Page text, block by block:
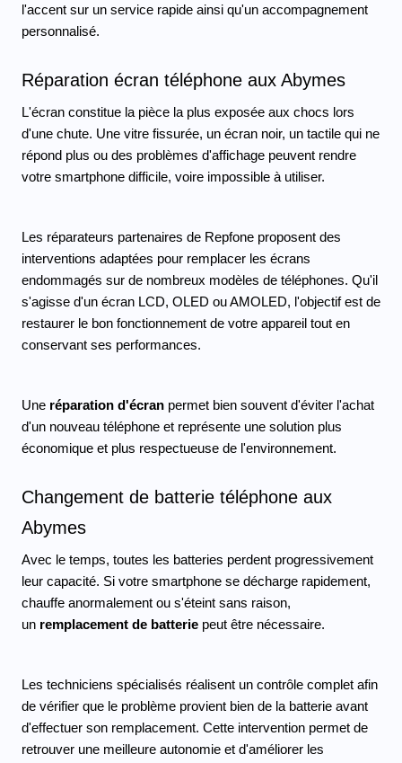
l'accent sur un service rapide ainsi qu'un accompagnement
personnalisé.
Réparation écran téléphone aux Abymes
L'écran constitue la pièce la plus exposée aux chocs lors
d'une chute. Une vitre fissurée, un écran noir, un tactile qui ne
répond plus ou des problèmes d'affichage peuvent rendre
votre smartphone difficile, voire impossible à utiliser.
Les réparateurs partenaires de Repfone proposent des
interventions adaptées pour remplacer les écrans
endommagés sur de nombreux modèles de téléphones. Qu'il
s'agisse d'un écran LCD, OLED ou AMOLED, l'objectif est de
restaurer le bon fonctionnement de votre appareil tout en
conservant ses performances.
Une réparation d'écran permet bien souvent d'éviter l'achat
d'un nouveau téléphone et représente une solution plus
économique et plus respectueuse de l'environnement.
Changement de batterie téléphone aux
Abymes
Avec le temps, toutes les batteries perdent progressivement
leur capacité. Si votre smartphone se décharge rapidement,
chauffe anormalement ou s'éteint sans raison,
un remplacement de batterie peut être nécessaire.
Les techniciens spécialisés réalisent un contrôle complet afin
de vérifier que le problème provient bien de la batterie avant
d'effectuer son remplacement. Cette intervention permet de
retrouver une meilleure autonomie et d'améliorer les